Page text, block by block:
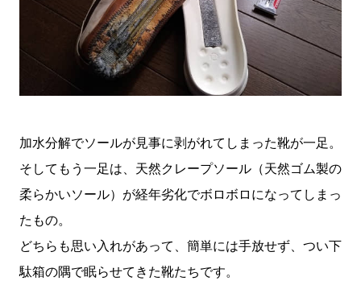
加水分解でソールが見事に剥がれてしまった靴が一足。
そしてもう一足は、天然クレープソール（天然ゴム製の
柔らかいソール）が経年劣化でボロボロになってしまっ
たもの。
どちらも思い入れがあって、簡単には手放せず、つい下
駄箱の隅で眠らせてきた靴たちです。